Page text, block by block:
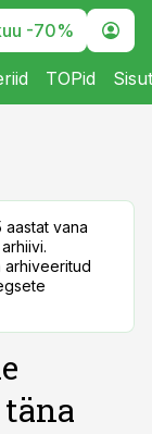
-70%
TOPid
aastat vana
arhiveeritud